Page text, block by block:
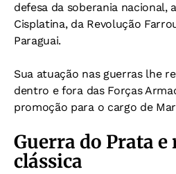
defesa da soberania nacional,
Cisplatina, da Revolução
Paraguai.
Sua atuação nas guerras lhe
dentro e fora das Forças
promoção para o cargo de
Guerra do Prata
clássica